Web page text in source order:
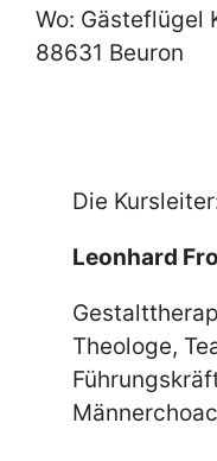
Wo: Gästeflügel
88631 Beuron
Die
Leonhard
Theologe,